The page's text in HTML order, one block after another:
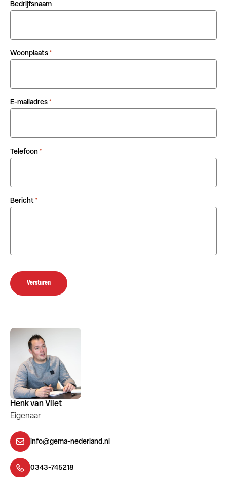
Henk van Vliet
Eigenaar
info@gema-nederland.nl
0343-745218
Bedrijfsnaam
Woonplaats *
E-mailadres *
Telefoon *
Bericht *
Versturen